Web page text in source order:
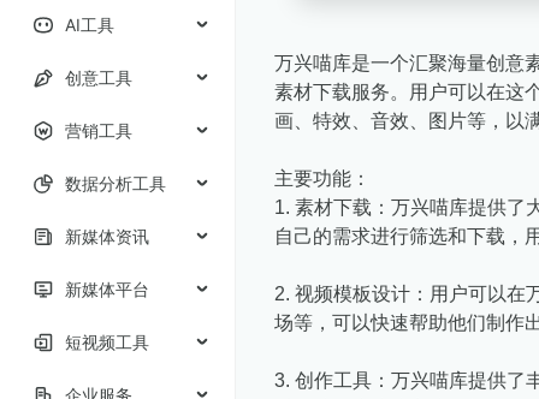
AI工具
创意工具
营销工具
数据分析工具
新媒体资讯
新媒体平台
短视频工具
企业服务
万兴喵库是一个汇聚海量创意
素材下载服务。用户可以在这
画、特效、音效、图片等，以
主要功能：
1. 素材下载：万兴喵库提供了
自己的需求进行筛选和下载，
2. 视频模板设计：用户可以在
场等，可以快速帮助他们制作
3. 创作工具：万兴喵库提供了